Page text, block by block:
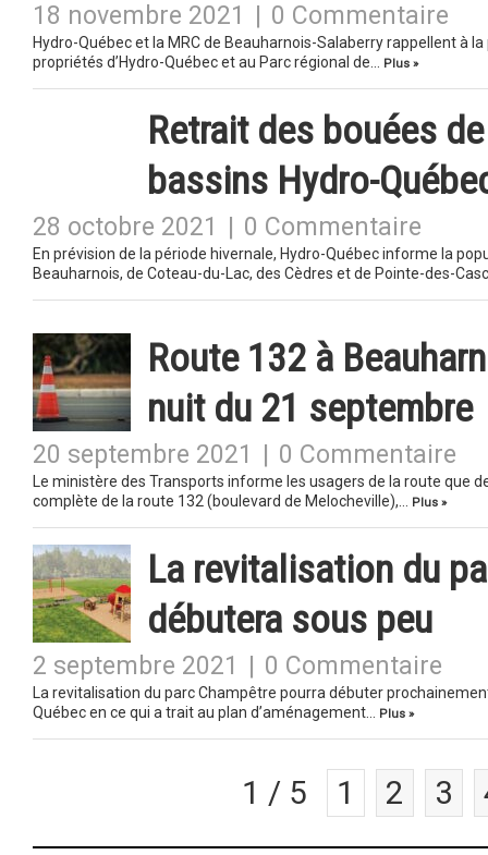
18 novembre 2021 0 Commentaire
Hydro-Québec et la MRC de Beauharnois-Salaberry rappellent à
propriétés d’Hydro-Québec et au Parc régional de…
Plus »
Retrait des bouées
bassins Hydro-
28 octobre 2021 0 Commentaire
En prévision de la période hivernale, Hydro-Québec informe la
Beauharnois, de Coteau-du-Lac, des Cèdres et de Pointe-des-
Route 132 à
nuit du 21 septembre
20 septembre 2021 0 Commentaire
Le ministère des Transports informe les usagers de la route que
complète de la route 132 (boulevard de Melocheville),…
Plus »
La revitalisation du
débutera sous peu
2 septembre 2021 0 Commentaire
La revitalisation du parc Champêtre pourra débuter
Québec en ce qui a trait au plan d’aménagement…
Plus »
1 / 5 1 2 3